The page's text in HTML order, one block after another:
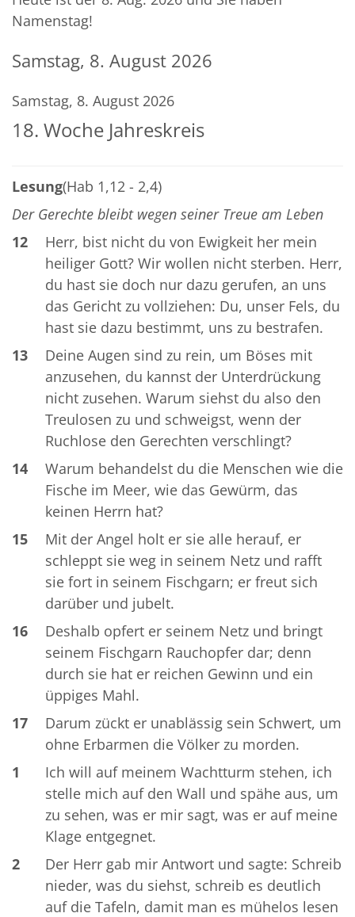
Namenstag!
Samstag, 8. August 2026
Samstag, 8. August 2026
18. Woche Jahreskreis
Lesung(Hab 1,12 - 2,4)
Der Gerechte bleibt wegen seiner Treue am Leben
12
Herr, bist nicht du von Ewigkeit her mein
heiliger Gott? Wir wollen nicht sterben. Herr,
du hast sie doch nur dazu gerufen, an uns
das Gericht zu vollziehen: Du, unser Fels, du
hast sie dazu bestimmt, uns zu bestrafen.
13
Deine Augen sind zu rein, um Böses mit
anzusehen, du kannst der Unterdrückung
nicht zusehen. Warum siehst du also den
Treulosen zu und schweigst, wenn der
Ruchlose den Gerechten verschlingt?
14
Warum behandelst du die Menschen wie die
Fische im Meer, wie das Gewürm, das
keinen Herrn hat?
15
Mit der Angel holt er sie alle herauf, er
schleppt sie weg in seinem Netz und rafft
sie fort in seinem Fischgarn; er freut sich
darüber und jubelt.
16
Deshalb opfert er seinem Netz und bringt
seinem Fischgarn Rauchopfer dar; denn
durch sie hat er reichen Gewinn und ein
üppiges Mahl.
17
Darum zückt er unablässig sein Schwert, um
ohne Erbarmen die Völker zu morden.
1
Ich will auf meinem Wachtturm stehen, ich
stelle mich auf den Wall und spähe aus, um
zu sehen, was er mir sagt, was er auf meine
Klage entgegnet.
2
Der Herr gab mir Antwort und sagte: Schreib
nieder, was du siehst, schreib es deutlich
auf die Tafeln, damit man es mühelos lesen